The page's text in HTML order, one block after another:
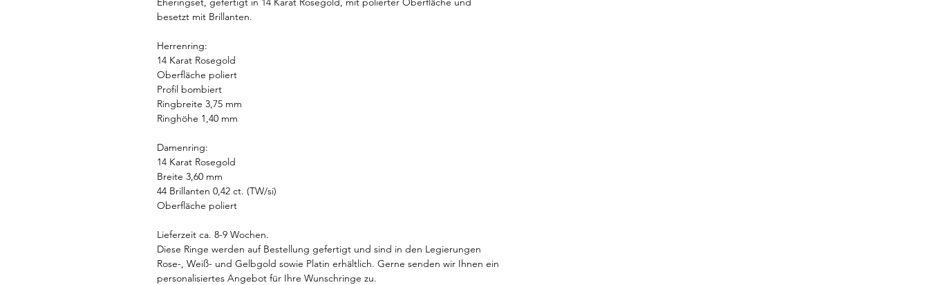
besetzt mit Brillanten.
Herrenring:
14 Karat Rosegold
Oberfläche poliert
Profil bombiert
Ringbreite 3,75 mm
Ringhöhe 1,40 mm
Damenring:
14 Karat Rosegold
Breite 3,60 mm
44 Brillanten 0,42 ct. (TW/si)
Oberfläche poliert
Lieferzeit ca. 8-9 Wochen.
Diese Ringe werden auf Bestellung gefertigt und sind in den Legierungen
Rose-, Weiß- und Gelbgold sowie Platin erhältlich. Gerne senden wir Ihnen ein
personalisiertes Angebot für Ihre Wunschringe zu.